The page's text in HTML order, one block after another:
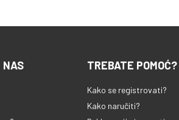
TREBATE POMOĆ?
Kako se registrovati?
Kako naručiti?